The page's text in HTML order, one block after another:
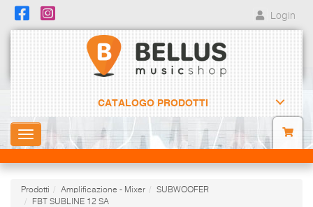
Login
CATALOGO PRODOTTI
Toggle
navigation
Prodotti Amplificazione - Mixer
SUBWOOFER
FBT SUBLINE 12 SA